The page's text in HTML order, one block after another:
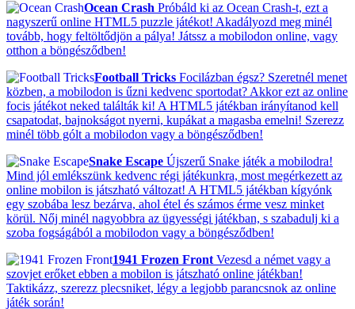
Ocean Crash Próbáld ki az Ocean Crash-t, ezt a
nagyszerű online HTML5 puzzle játékot! Akadályozd meg minél
tovább, hogy feltöltődjön a pálya! Játssz a mobilodon online, vagy
otthon a böngésződben!
Football Tricks Focilázban égsz? Szeretnél menet
közben, a mobilodon is űzni kedvenc sportodat? Akkor ezt az online
focis játékot neked találták ki! A HTML5 játékban irányítanod kell
csapatodat, bajnokságot nyerni, kupákat a magasba emelni! Szerezz
minél több gólt a mobilodon vagy a böngésződben!
Snake Escape Újszerű Snake játék a mobilodra!
Mind jól emlékszünk kedvenc régi játékunkra, most megérkezett az
online mobilon is játszható változat! A HTML5 játékban kígyónk
egy szobába lesz bezárva, ahol étel és számos érme vesz minket
körül. Nőj minél nagyobbra az ügyességi játékban, s szabadulj ki a
szoba fogságából a mobilodon vagy a böngésződben!
1941 Frozen Front Vezesd a német vagy a
szovjet erőket ebben a mobilon is játszható online játékban!
Taktikázz, szerezz plecsniket, légy a legjobb parancsnok az online
játék során!